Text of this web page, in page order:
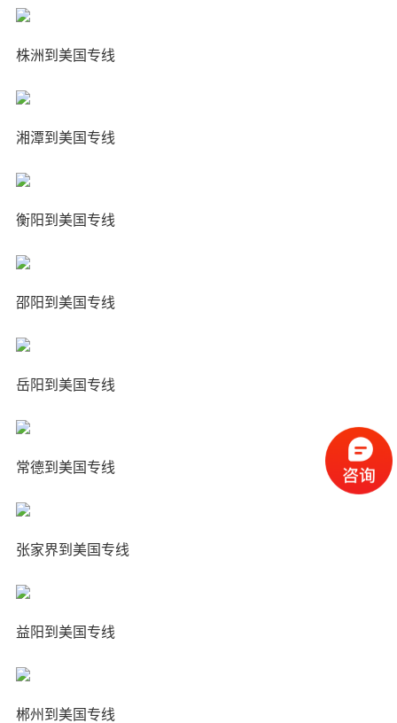
株洲到美国专线
湘潭到美国专线
衡阳到美国专线
邵阳到美国专线
岳阳到美国专线
常德到美国专线
张家界到美国专线
益阳到美国专线
郴州到美国专线